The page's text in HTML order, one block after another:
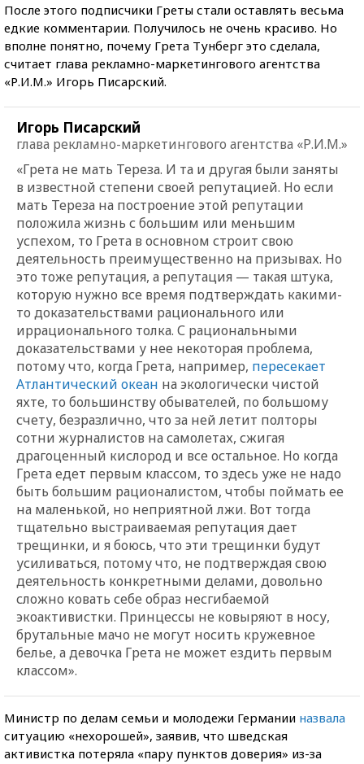
После этого подписчики Греты стали оставлять весьма
едкие комментарии. Получилось не очень красиво. Но
вполне понятно, почему Грета Тунберг это сделала,
считает глава рекламно-маркетингового агентства
«Р.И.М.» Игорь Писарский.
Игорь Писарский
глава рекламно-маркетингового агентства «Р.И.М.»
«Грета не мать Тереза. И та и другая были заняты
в известной степени своей репутацией. Но если
мать Тереза на построение этой репутации
положила жизнь с большим или меньшим
успехом, то Грета в основном строит свою
деятельность преимущественно на призывах. Но
это тоже репутация, а репутация — такая штука,
которую нужно все время подтверждать какими-
то доказательствами рационального или
иррационального толка. С рациональными
доказательствами у нее некоторая проблема,
потому что, когда Грета, например, пересекает
Атлантический океан на экологически чистой
яхте, то большинству обывателей, по большому
счету, безразлично, что за ней летит полторы
сотни журналистов на самолетах, сжигая
драгоценный кислород и все остальное. Но когда
Грета едет первым классом, то здесь уже не надо
быть большим рационалистом, чтобы поймать ее
на маленькой, но неприятной лжи. Вот тогда
тщательно выстраиваемая репутация дает
трещинки, и я боюсь, что эти трещинки будут
усиливаться, потому что, не подтверждая свою
деятельность конкретными делами, довольно
сложно ковать себе образ несгибаемой
экоактивистки. Принцессы не ковыряют в носу,
брутальные мачо не могут носить кружевное
белье, а девочка Грета не может ездить первым
классом».
Министр по делам семьи и молодежи Германии назвала
ситуацию «нехорошей», заявив, что шведская
активистка потеряла «пару пунктов доверия» из-за